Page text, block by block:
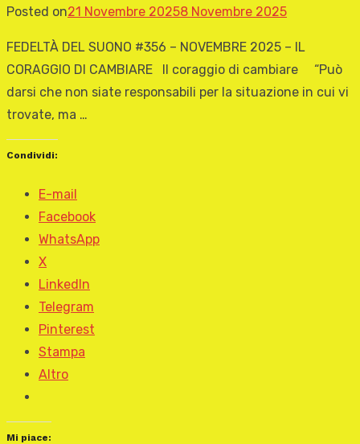
Posted on21 Novembre 20258 Novembre 2025
FEDELTÀ DEL SUONO #356 – NOVEMBRE 2025 – IL
CORAGGIO DI CAMBIARE Il coraggio di cambiare “Può
darsi che non siate responsabili per la situazione in cui vi
trovate, ma …
Condividi:
E-mail
Facebook
WhatsApp
X
LinkedIn
Telegram
Pinterest
Stampa
Altro
Mi piace: